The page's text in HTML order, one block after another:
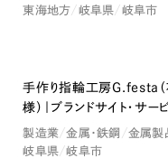
東海地方
岐阜県 岐阜市
手作り指輪工房G.festa
様）｜ブランドサイト・サー
製造業 金属・鉄鋼 金属製
岐阜県
岐阜市